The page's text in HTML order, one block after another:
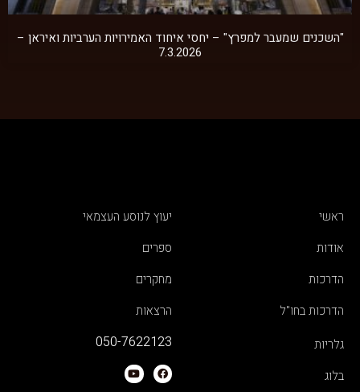
"השכנים שמעבר למפרץ" – יחסי איחוד האמירויות הערביות ואיראן –
7.3.2026
ראשי
אודות
הדרכות
הדרכות בחו"ל
יעוץ לנוסע העצמאי
ספרים
מחקרים
הרצאות
גלריות
בלוג
050-7622123